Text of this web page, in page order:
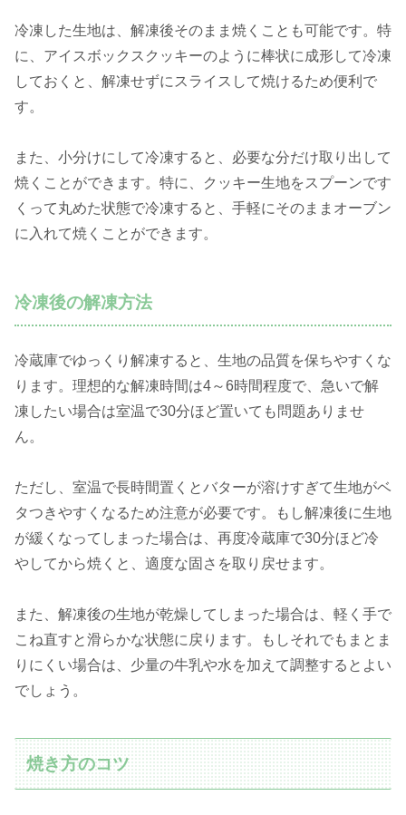
冷凍した生地は、解凍後そのまま焼くことも可能です。特
に、アイスボックスクッキーのように棒状に成形して冷凍
しておくと、解凍せずにスライスして焼けるため便利で
す。
また、小分けにして冷凍すると、必要な分だけ取り出して
焼くことができます。特に、クッキー生地をスプーンです
くって丸めた状態で冷凍すると、手軽にそのままオーブン
に入れて焼くことができます。
冷凍後の解凍方法
冷蔵庫でゆっくり解凍すると、生地の品質を保ちやすくな
ります。理想的な解凍時間は4～6時間程度で、急いで解
凍したい場合は室温で30分ほど置いても問題ありませ
ん。
ただし、室温で長時間置くとバターが溶けすぎて生地がベ
タつきやすくなるため注意が必要です。もし解凍後に生地
が緩くなってしまった場合は、再度冷蔵庫で30分ほど冷
やしてから焼くと、適度な固さを取り戻せます。
また、解凍後の生地が乾燥してしまった場合は、軽く手で
こね直すと滑らかな状態に戻ります。もしそれでもまとま
りにくい場合は、少量の牛乳や水を加えて調整するとよい
でしょう。
焼き方のコツ